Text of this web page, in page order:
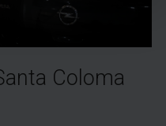
Coloma